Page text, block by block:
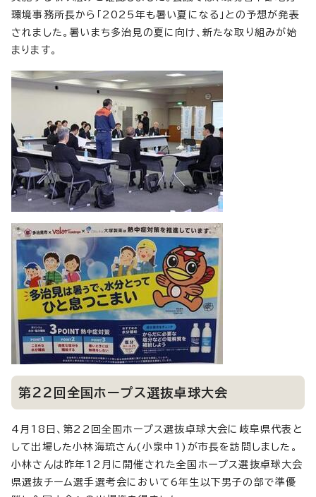
環境事務所長から「2025年も暑い夏になる」との予想が発表
されました。暑いまち多治見の夏に向け、新たな取り組みが始
まります。
第22回全国ホープス選抜卓球大会
4月18日、第22回全国ホープス選抜卓球大会に岐阜県代表と
して出場した小林海琉さん(小泉中1)が市長を訪問しました。
小林さんは昨年12月に開催された全国ホープス選抜卓球大会
県選抜チーム選手選考会において6年生以下男子の部で準優